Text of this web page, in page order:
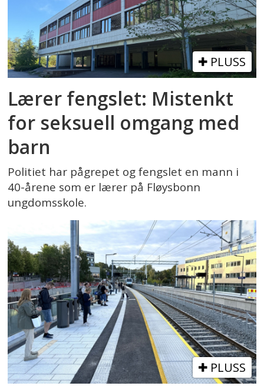
PLUSS
Lærer fengslet: Mistenkt
for seksuell omgang med
barn
Politiet har pågrepet og fengslet en mann i
40-årene som er lærer på Fløysbonn
ungdomsskole.
PLUSS